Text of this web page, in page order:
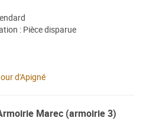
: Pièce disparue
d'Apigné
Marec (armoirie 3)